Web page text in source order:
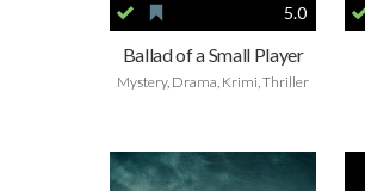
5.0
Ballad of a Small Player
Mystery, Drama, Krimi, Thriller